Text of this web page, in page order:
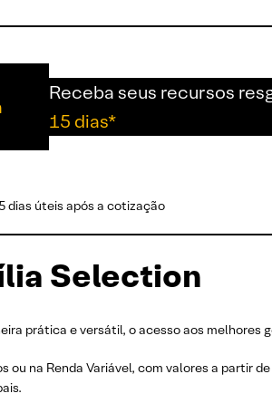
Receba seus recursos
15 dias*
dias úteis após a cotização
Selection
prática e versátil, o acesso aos melhores
ou na Renda Variável, com valores a partir